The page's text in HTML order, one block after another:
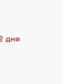
дня